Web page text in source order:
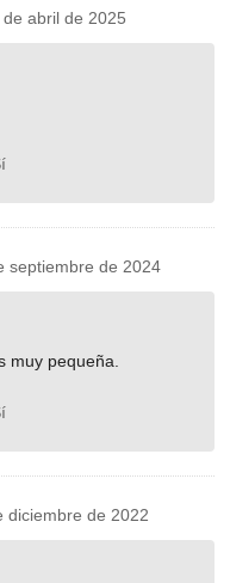
abril de 2025
de 2024
muy pequeña.
de 2022